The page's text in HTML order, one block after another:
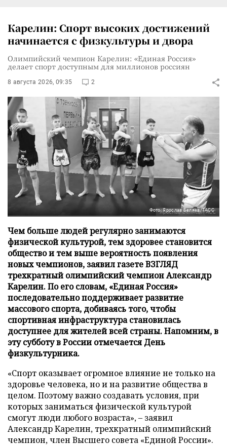
Карелин: Спорт высоких достижений
начинается с физкультуры и двора
Олимпийский чемпион Карелин: «Единая Россия»
делает спорт доступным для миллионов россиян
8 августа 2026, 09:35 2
Фото: Ярослав Беляев/ТАСС
Чем больше людей регулярно занимаются
физической культурой, тем здоровее становится
общество и тем выше вероятность появления
новых чемпионов, заявил газете ВЗГЛЯД
трехкратный олимпийский чемпион Александр
Карелин. По его словам, «Единая Россия»
последовательно поддерживает развитие
массового спорта, добиваясь того, чтобы
спортивная инфраструктура становилась
доступнее для жителей всей страны. Напомним, в
эту субботу в России отмечается День
физкультурника.
«Спорт оказывает огромное влияние не только на
здоровье человека, но и на развитие общества в
целом. Поэтому важно создавать условия, при
которых заниматься физической культурой
смогут люди любого возраста», – заявил
Александр Карелин, трехкратный олимпийский
чемпион, член Высшего совета «Единой России».